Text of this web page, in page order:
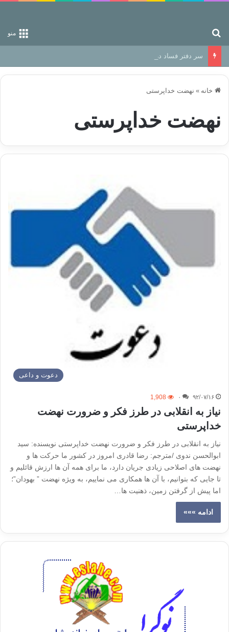
منو
سر دفتر فساد در زمین‌، دوری وکناره‌گیری از راه خداست‌!
خانه » نهضت خداپرستی
نهضت خداپرستی
دعوت و داعی
۹۲/۰۷/۱۶ ۰ 1,908
نیاز به انقلابی در طرز فکر و ضرورت نهضت
خداپرستی
نیاز به انقلابی در طرز فکر و ضرورت نهضت خداپرستی نویسنده: سید
ابوالحسن ندوی /مترجم: رضا قادری امروز در کشور ما حرکت ها و
نهضت های اصلاحی زیادی جریان دارد، ما برای همه آن ها ارزش قائلیم و
تا جایی که بتوانیم، با آن ها همکاری می نماییم، به ویژه نهضت ” بهودان”؛
اما پیش از گرفتن زمین، ذهنیت ها…
ادامه »»»